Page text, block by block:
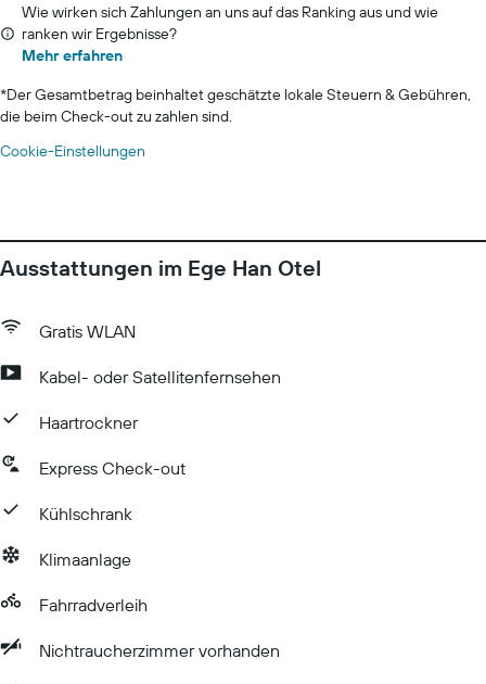
Wie wirken sich Zahlungen an uns auf das Ranking aus und wie
ranken wir Ergebnisse?
Mehr erfahren
*Der Gesamtbetrag beinhaltet geschätzte lokale Steuern & Gebühren,
die beim Check-out zu zahlen sind.
Cookie-Einstellungen
Ausstattungen im Ege Han Otel
Gratis WLAN
Kabel- oder Satellitenfernsehen
Haartrockner
Express Check-out
Kühlschrank
Klimaanlage
Fahrradverleih
Nichtraucherzimmer vorhanden